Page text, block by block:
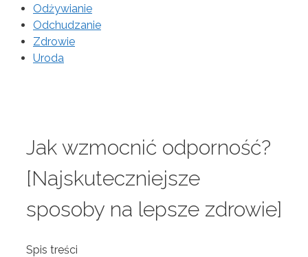
Odżywianie
Odchudzanie
Zdrowie
Uroda
Jak wzmocnić odporność?
[Najskuteczniejsze
sposoby na lepsze zdrowie]
Spis treści